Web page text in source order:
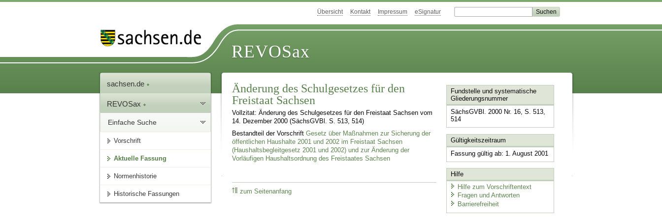
Übersicht Kontakt Impressum eSignatur
REVOSax
sachsen.de
REVOSax
Einfache Suche
Vorschrift
Aktuelle Fassung
Normenhistorie
Historische Fassungen
Änderung des Schulgesetzes für den
Freistaat Sachsen
Vollzitat: Änderung des Schulgesetzes für den Freistaat Sachsen vom
14. Dezember 2000 (SächsGVBl. S. 513, 514)
Bestandteil der VorschriftGesetz über Maßnahmen zur Sicherung der
öffentlichen Haushalte 2001 und 2002 im Freistaat Sachsen
(Haushaltsbegleitgesetz 2001 und 2002) und zur Änderung der
Vorläufigen Haushaltsordnung des Freistaates Sachsen
zum Seitenanfang
Fundstelle und systematische
Gliederungsnummer
SächsGVBl. 2000 Nr. 16, S. 513,
514
Gültigkeitszeitraum
Fassung gültig ab: 1. August 2001
Hilfe
Hilfe zum Vorschriftentext
Fragen und Antworten
Barrierefreiheit